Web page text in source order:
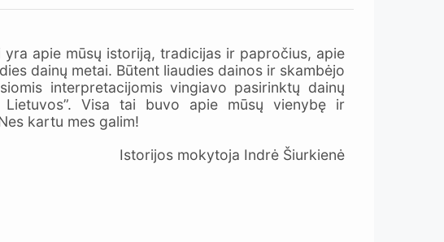
apie mūsų istoriją, tradicijas ir papročius, apie
dainų metai. Būtent liaudies dainos ir skambėjo
interpretacijomis vingiavo pasirinktų dainų
Lietuvos”. Visa tai buvo apie mūsų vienybę ir
kartu mes galim!
Istorijos mokytoja Indrė Šiurkienė